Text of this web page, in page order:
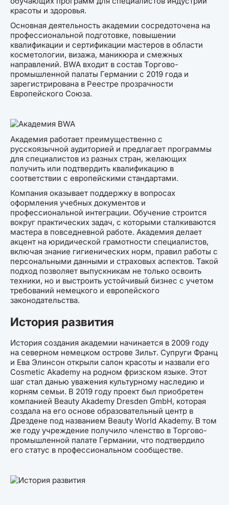
красоты и здоровья.
Основная деятельность академии сосредоточена на
профессиональной подготовке, повышении
квалификации и сертификации мастеров в области
косметологии, визажа, маникюра и смежных
направлений. BWA входит в состав Торгово-
промышленной палаты Германии с 2019 года и
зарегистрирована в Реестре прозрачности
Европейского Союза.
Академия работает преимущественно с
русскоязычной аудиторией и предлагает программы
для специалистов из разных стран, желающих
получить или подтвердить квалификацию в
соответствии с европейскими стандартами.
Компания оказывает поддержку в вопросах
оформления учебных документов и
профессиональной интеграции. Обучение строится
вокруг практических задач, с которыми сталкиваются
мастера в повседневной работе. Академия делает
акцент на юридической грамотности специалистов,
включая знание гигиенических норм, правил работы с
персональными данными и страховых аспектов. Такой
подход позволяет выпускникам не только освоить
техники, но и выстроить устойчивый бизнес с учетом
требований немецкого и европейского
законодательства.
История развития
История создания академии начинается в 2009 году
на северном немецком острове Зильт. Супруги Франц
и Ева Элинсон открыли салон красоты и назвали его
Cosmetic Akademy на родном фризском языке. Этот
шаг стал данью уважения культурному наследию и
корням семьи. В 2019 году проект был приобретен
компанией Beauty Akademy Dresden GmbH, которая
создала на его основе образовательный центр в
Дрездене под названием Beauty World Akademy. В том
же году учреждение получило членство в Торгово-
промышленной палате Германии, что подтвердило
его статус в профессиональном сообществе.